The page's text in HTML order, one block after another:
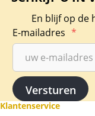
En blijf op de
E-mailadres *
Klantenservice